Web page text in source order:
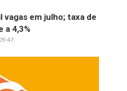
vagas em julho; taxa de
a 4,3%